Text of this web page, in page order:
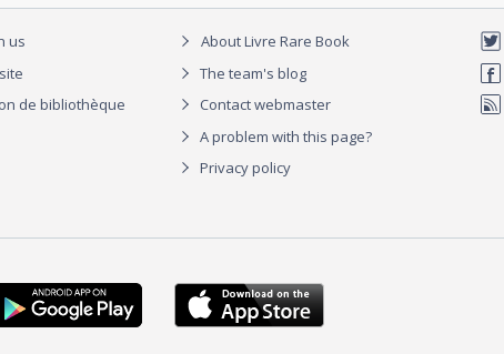
us
de bibliothèque
About Livre Rare Book
The team's blog
Contact webmaster
A problem with this page?
Privacy policy